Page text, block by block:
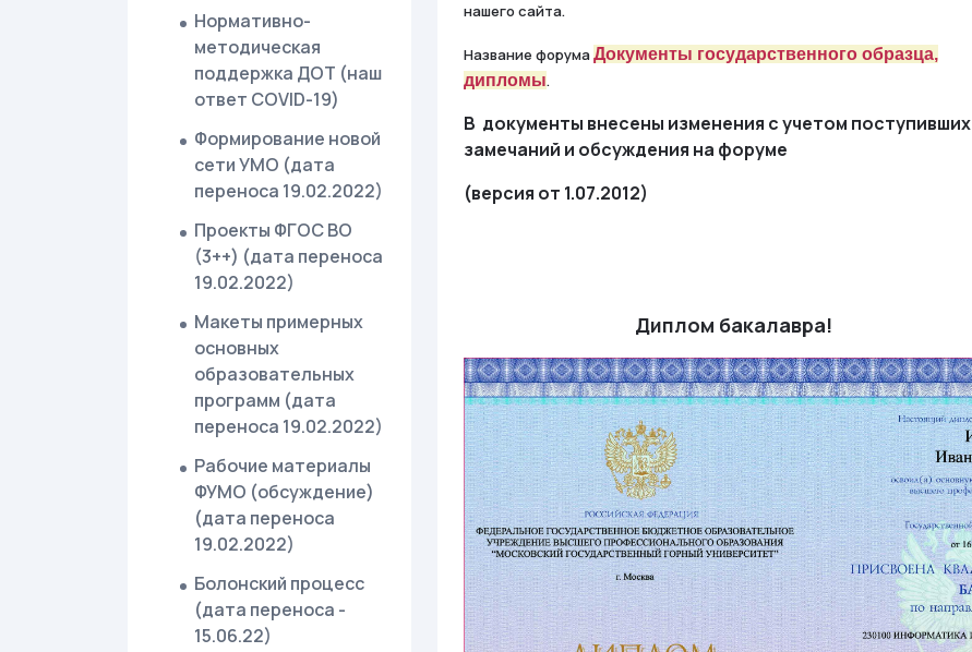
Нормативно-
методическая
поддержка ДОТ (наш
ответ COVID-19)
Формирование новой
сети УМО (дата
переноса 19.02.2022)
Проекты ФГОС ВО
(3++) (дата переноса
19.02.2022)
Макеты примерных
основных
образовательных
программ (дата
переноса 19.02.2022)
Рабочие материалы
ФУМО (обсуждение)
(дата переноса
19.02.2022)
Болонский процесс
(дата переноса -
15.06.22)
нашего сайта.
Название форумаДокументы государственного образца,
дипломы.
В документы внесены изменения с учетом поступивших
замечаний и обсуждения на форуме
(версия от 1.07.2012)
Диплом бакалавра!